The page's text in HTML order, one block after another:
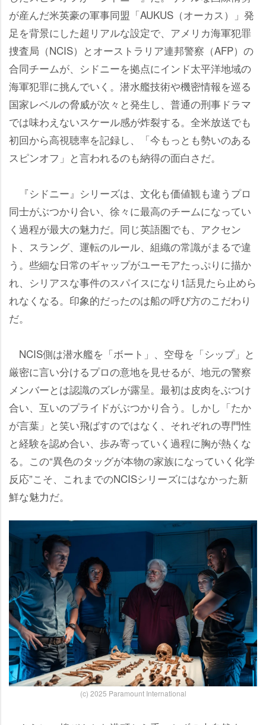
が産んだ米英豪の軍事同盟「AUKUS（オーカス）」発
足を背景にした超リアルな設定で、アメリカ海軍犯罪
捜査局（NCIS）とオーストラリア連邦警察（AFP）の
合同チームが、シドニーを拠点にインド太平洋地域の
海軍犯罪に挑んでいく。潜水艦技術や機密情報を巡る
国家レベルの脅威が次々と発生し、普通の刑事ドラマ
では味わえないスケール感が炸裂する。全米放送でも
初回から高視聴率を記録し、「今もっとも勢いのある
スピンオフ」と言われるのも納得の面白さだ。
『シドニー』シリーズは、文化も価値観も違うプロ
同士がぶつかり合い、徐々に最高のチームになってい
く過程が最大の魅力だ。同じ英語圏でも、アクセン
ト、スラング、運転のルール、組織の常識がまるで違
う。些細な日常のギャップがユーモアたっぷりに描か
れ、シリアスな事件のスパイスになり1話見たら止めら
れなくなる。印象的だったのは船の呼び方のこだわり
だ。
NCIS側は潜水艦を「ボート」、空母を「シップ」と
厳密に言い分けるプロの意地を見せるが、地元の警察
メンバーとは認識のズレが露呈。最初は皮肉をぶつけ
合い、互いのプライドがぶつかり合う。しかし「たか
が言葉」と笑い飛ばすのではなく、それぞれの専門性
と経験を認め合い、歩み寄っていく過程に胸が熱くな
る。この“異色のタッグが本物の家族になっていく化学
反応”こそ、これまでのNCISシリーズにはなかった新
鮮な魅力だ。
(c) 2025 Paramount International